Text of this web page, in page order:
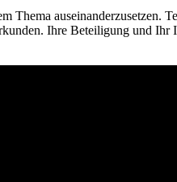
Thema auseinanderzusetzen.
Ihre Beteiligung und